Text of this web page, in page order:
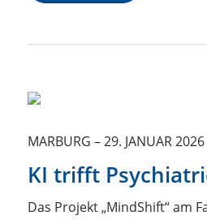
MARBURG –29. JANUAR 2026
KI trifft
Das Projekt „MindShift“ am